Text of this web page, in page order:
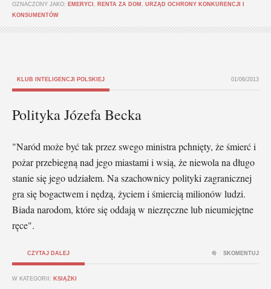
OZNACZONY JAKO: EMERYCI RENTA ZA DOM
URZĄD OCHRONY KONKURENCJI I
KONSUMENTÓW
KLUB INTELIGENCJI POLSKIEJ 01/06/2013
Polityka Józefa Becka
"Naród może być tak przez swego ministra pchnięty, że śmierć i
pożar przebiegną nad jego miastami i wsią, że niewola na długo
stanie się jego udziałem. Na szachownicy polityki zagranicznej
gra się bogactwem i nędzą, życiem i śmiercią milionów ludzi.
Biada narodom, które się oddają w niezręczne lub nieumiejętne
ręce".
CZYTAJ DALEJ
W KATEGORII: KSIĄŻKI
SKOMENTUJ